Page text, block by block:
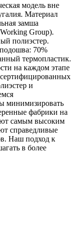
модель вне
Материал
замша
Group).
полиэстер.
70%
термопластик.
на каждом этапе
сертифицированных
и
минимизировать
фабрики на
самым высоким
справедливые
Наш подход к
в более